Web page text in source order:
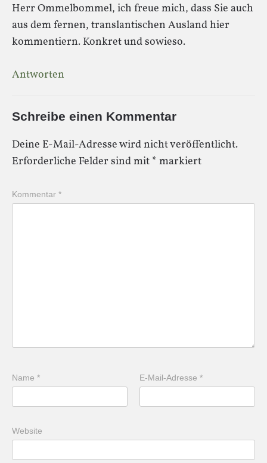
Herr Ommelbommel, ich freue mich, dass Sie auch
aus dem fernen, translantischen Ausland hier
kommentiern. Konkret und sowieso.
Antworten
Schreibe einen Kommentar
Deine E-Mail-Adresse wird nicht veröffentlicht.
Erforderliche Felder sind mit * markiert
Kommentar *
Name * E-Mail-Adresse*
Website